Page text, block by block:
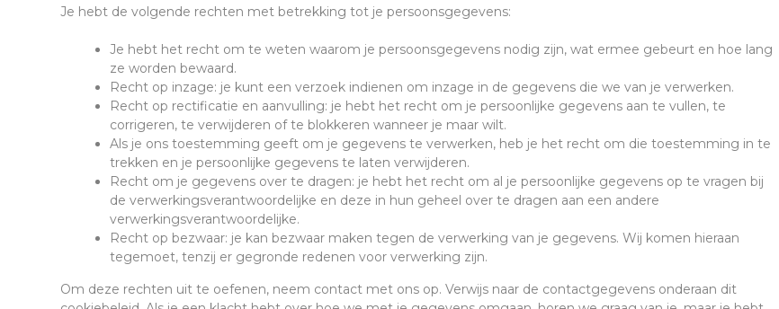
Je hebt de volgende rechten met betrekking tot je persoonsgegevens:
Je hebt het recht om te weten waarom je persoonsgegevens nodig zijn, wat ermee gebeurt en hoe lang
ze worden bewaard.
Recht op inzage: je kunt een verzoek indienen om inzage in de gegevens die we van je verwerken.
Recht op rectificatie en aanvulling: je hebt het recht om je persoonlijke gegevens aan te vullen, te
corrigeren, te verwijderen of te blokkeren wanneer je maar wilt.
Als je ons toestemming geeft om je gegevens te verwerken, heb je het recht om die toestemming in te
trekken en je persoonlijke gegevens te laten verwijderen.
Recht om je gegevens over te dragen: je hebt het recht om al je persoonlijke gegevens op te vragen bij
de verwerkingsverantwoordelijke en deze in hun geheel over te dragen aan een andere
verwerkingsverantwoordelijke.
Recht op bezwaar: je kan bezwaar maken tegen de verwerking van je gegevens. Wij komen hieraan
tegemoet, tenzij er gegronde redenen voor verwerking zijn.
Om deze rechten uit te oefenen, neem contact met ons op. Verwijs naar de contactgegevens onderaan dit